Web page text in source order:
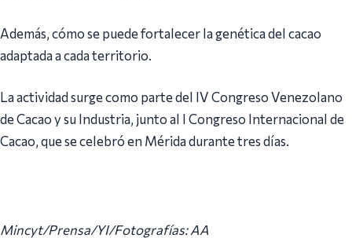
Además, cómo se puede fortalecer la genética del cacao
adaptada a cada territorio.
La actividad surge como parte del IV Congreso Venezolano
de Cacao y su Industria, junto al I Congreso Internacional de
Cacao, que se celebró en Mérida durante tres días.
Mincyt/Prensa/YI/Fotografías: AA